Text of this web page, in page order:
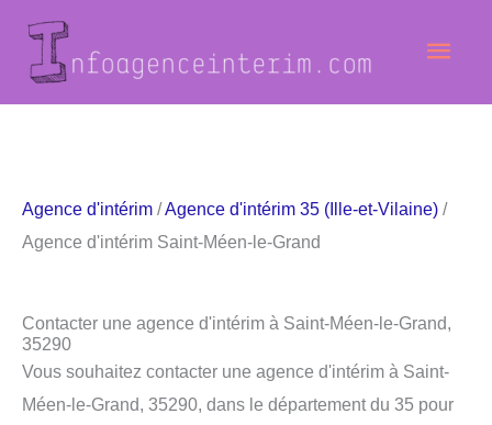
contenu
Agence d'intérim /Agence d'intérim 35 (Ille-et-Vilaine) /
Agence d'intérim Saint-Méen-le-Grand
Contacter une agence d'intérim à Saint-Méen-le-Grand,
35290
Vous souhaitez contacter une agence d'intérim à Saint-
Méen-le-Grand, 35290, dans le département du 35 pour